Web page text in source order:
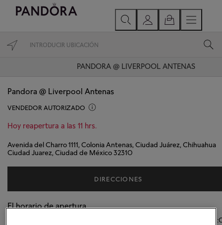
PANDORA @ LIVERPOOL ANTENAS
Pandora @ Liverpool Antenas
VENDEDOR AUTORIZADO
Hoy reapertura a las 11 hrs.
Avenida del Charro 1111, Colonia Antenas, Ciudad Juárez, Chihuahua
Ciudad Juarez, Ciudad de México 32310
DIRECCIONES
El horario de apertura